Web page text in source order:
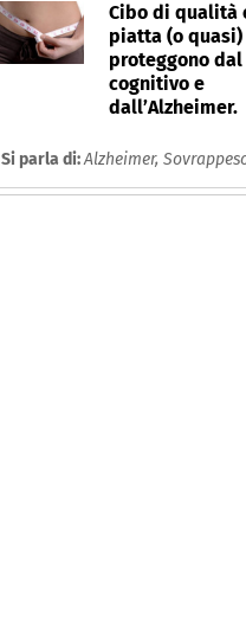
Cibo di qualità
piatta (o quasi)
proteggono
cognitivo e
dall’Alzheimer.
Si parla di:Alzheimer,